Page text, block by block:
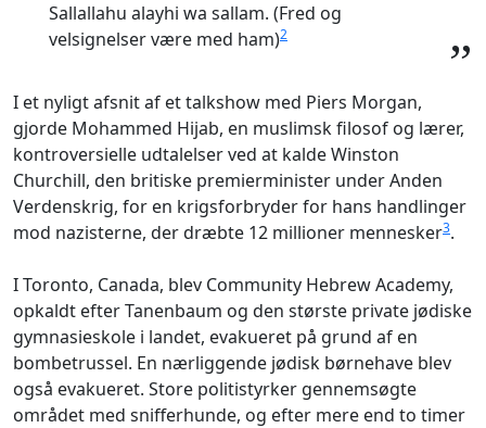
Sallallahu alayhi wa sallam. (Fred og
velsignelser være med ham)2 ”
I et nyligt afsnit af et talkshow med Piers Morgan,
gjorde Mohammed Hijab, en muslimsk filosof og lærer,
kontroversielle udtalelser ved at kalde Winston
Churchill, den britiske premierminister under Anden
Verdenskrig, for en krigsforbryder for hans handlinger
mod nazisterne, der dræbte 12 millioner mennesker3.
I Toronto, Canada, blev Community Hebrew Academy,
opkaldt efter Tanenbaum og den største private jødiske
gymnasieskole i landet, evakueret på grund af en
bombetrussel. En nærliggende jødisk børnehave blev
også evakueret. Store politistyrker gennemsøgte
området med snifferhunde, og efter mere end to timer